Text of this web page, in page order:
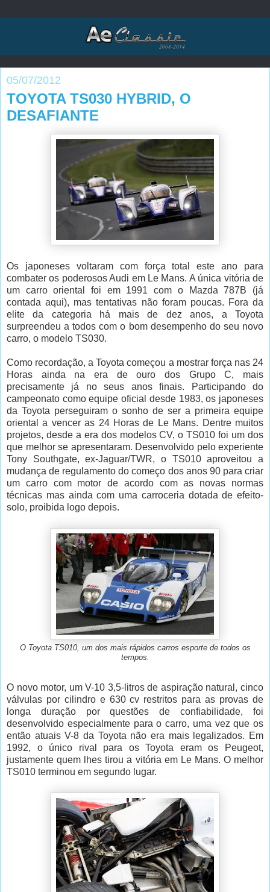
05/07/2012
TOYOTA TS030 HYBRID, O
DESAFIANTE
Os japoneses voltaram com força total este ano para
combater os poderosos Audi em Le Mans. A única vitória de
um carro oriental foi em 1991 com o Mazda 787B (já
contada aqui), mas tentativas não foram poucas. Fora da
elite da categoria há mais de dez anos, a Toyota
surpreendeu a todos com o bom desempenho do seu novo
carro, o modelo TS030.
Como recordação, a Toyota começou a mostrar força nas 24
Horas ainda na era de ouro dos Grupo C, mais
precisamente já no seus anos finais. Participando do
campeonato como equipe oficial desde 1983, os japoneses
da Toyota perseguiram o sonho de ser a primeira equipe
oriental a vencer as 24 Horas de Le Mans. Dentre muitos
projetos, desde a era dos modelos CV, o TS010 foi um dos
que melhor se apresentaram. Desenvolvido pelo experiente
Tony Southgate, ex-Jaguar/TWR, o TS010 aproveitou a
mudança de regulamento do começo dos anos 90 para criar
um carro com motor de acordo com as novas normas
técnicas mas ainda com uma carroceria dotada de efeito-
solo, proibida logo depois.
O Toyota TS010, um dos mais rápidos carros esporte de todos os
tempos.
O novo motor, um V-10 3,5-litros de aspiração natural, cinco
válvulas por cilindro e 630 cv restritos para as provas de
longa duração por questões de confiabilidade, foi
desenvolvido especialmente para o carro, uma vez que os
então atuais V-8 da Toyota não era mais legalizados. Em
1992, o único rival para os Toyota eram os Peugeot,
justamente quem lhes tirou a vitória em Le Mans. O melhor
TS010 terminou em segundo lugar.